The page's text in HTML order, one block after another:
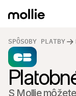
SPÔSOBY PLATBY
S Mollie